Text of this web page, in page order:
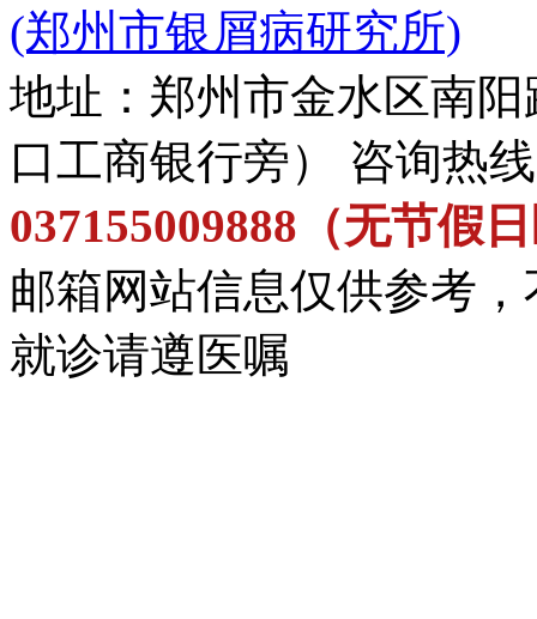
(郑州市银屑病研究所)
地址：郑州市金水区南
口工商银行旁） 咨询热
037155009888（无节假
邮箱网站信息仅供参考
就诊请遵医嘱